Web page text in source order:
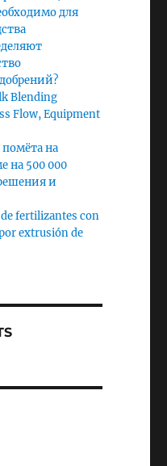
для
Blending
Flow, Equipment
на
на 500 000
и
fertilizantes con
extrusión de